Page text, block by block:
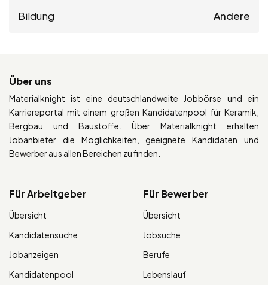
Bildung Andere
Über uns
Materialknight ist eine deutschlandweite Jobbörse und ein
Karriereportal mit einem großen Kandidatenpool für Keramik,
Bergbau und Baustoffe. Über Materialknight erhalten
Jobanbieter die Möglichkeiten, geeignete Kandidaten und
Bewerber aus allen Bereichen zu finden.
Für Arbeitgeber
Übersicht
Kandidatensuche
Jobanzeigen
Kandidatenpool
Für Bewerber
Übersicht
Jobsuche
Berufe
Lebenslauf